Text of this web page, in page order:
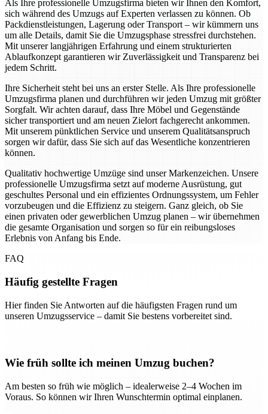
Als Ihre professionelle Umzugsfirma bieten wir Ihnen den Komfort,
sich während des Umzugs auf Experten verlassen zu können. Ob
Packdienstleistungen, Lagerung oder Transport – wir kümmern uns
um alle Details, damit Sie die Umzugsphase stressfrei durchstehen.
Mit unserer langjährigen Erfahrung und einem strukturierten
Ablaufkonzept garantieren wir Zuverlässigkeit und Transparenz bei
jedem Schritt.
Ihre Sicherheit steht bei uns an erster Stelle. Als Ihre professionelle
Umzugsfirma planen und durchführen wir jeden Umzug mit größter
Sorgfalt. Wir achten darauf, dass Ihre Möbel und Gegenstände
sicher transportiert und am neuen Zielort fachgerecht ankommen.
Mit unserem pünktlichen Service und unserem Qualitätsanspruch
sorgen wir dafür, dass Sie sich auf das Wesentliche konzentrieren
können.
Qualitativ hochwertige Umzüge sind unser Markenzeichen. Unsere
professionelle Umzugsfirma setzt auf moderne Ausrüstung, gut
geschultes Personal und ein effizientes Ordnungssystem, um Fehler
vorzubeugen und die Effizienz zu steigern. Ganz gleich, ob Sie
einen privaten oder gewerblichen Umzug planen – wir übernehmen
die gesamte Organisation und sorgen so für ein reibungsloses
Erlebnis von Anfang bis Ende.
FAQ
Häufig gestellte Fragen
Hier finden Sie Antworten auf die häufigsten Fragen rund um
unseren Umzugsservice – damit Sie bestens vorbereitet sind.
Wie früh sollte ich meinen Umzug buchen?
Am besten so früh wie möglich – idealerweise 2–4 Wochen im
Voraus. So können wir Ihren Wunschtermin optimal einplanen.